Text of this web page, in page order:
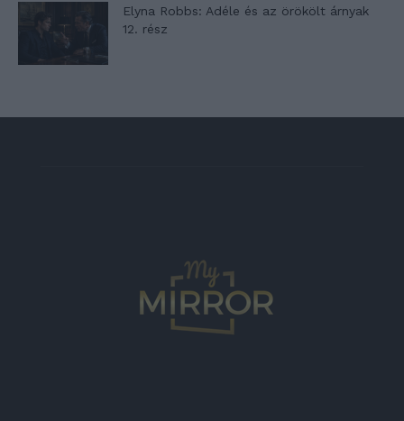
Elyna Robbs: Adéle és az örökölt árnyak
12. rész